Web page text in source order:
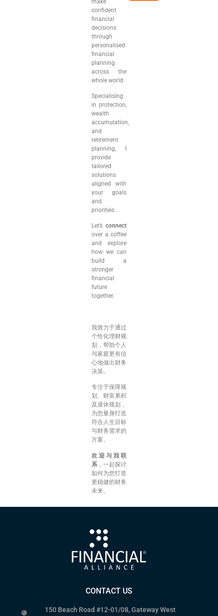
confident
financial
decisions
through
personalised
financial
planning
across the
whole world.
Specialising
in protection,
wealth
accumulation,
and
retirement
planning, I
provide
tailored
solutions
aligned with
your goals
and
priorities.
Let’s connect
over a coffee
and explore
how we can
build a
stronger
financial
future
together.
我致力于通过
个性化理财规
划，帮助个人
与家庭更有信
心地做出财务
决策。
专注于保障规
划、财富累积
及退休规划，
为您量身打造
符合人生目标
与财务需求的
方案。
欢迎与我联
系 ，一起探讨
如何为您打造
更稳健的财务
未来。
CONTACT US
150 Beach Road #12-01/08, Gateway West